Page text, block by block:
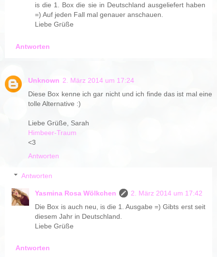
is die 1. Box die sie in Deutschland ausgeliefert haben
=) Auf jeden Fall mal genauer anschauen.
Liebe Grüße
Antworten
Unknown 2. März 2014 um 17:24
Diese Box kenne ich gar nicht und ich finde das ist mal eine
tolle Alternative :)
Liebe Grüße, Sarah
Himbeer-Traum
<3
Antworten
Antworten
Yasmina Rosa Wölkchen
2. März 2014 um 17:42
Die Box is auch neu, is die 1. Ausgabe =) Gibts erst seit
diesem Jahr in Deutschland.
Liebe Grüße
Antworten